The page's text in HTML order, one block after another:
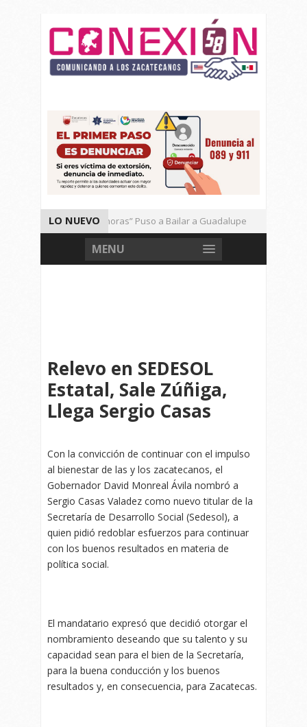
LO NUEVO
El Ritmo de las “Sonoras” Puso a Bailar a Guadalupe
Vencen los Mineros a Correcaminos 95-76
Gran Festival
MENU
Relevo en SEDESOL
Estatal, Sale Zúñiga,
Llega Sergio Casas
Con la convicción de continuar con el impulso
al bienestar de las y los zacatecanos, el
Gobernador David Monreal Ávila nombró a
Sergio Casas Valadez como nuevo titular de la
Secretaría de Desarrollo Social (Sedesol), a
quien pidió redoblar esfuerzos para continuar
con los buenos resultados en materia de
política social.
El mandatario expresó que decidió otorgar el
nombramiento deseando que su talento y su
capacidad sean para el bien de la Secretaría,
para la buena conducción y los buenos
resultados y, en consecuencia, para Zacatecas.